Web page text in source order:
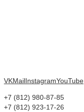
VKMailInstagramYouTube
+7 (812) 980-87-85
+7 (812) 923-17-26